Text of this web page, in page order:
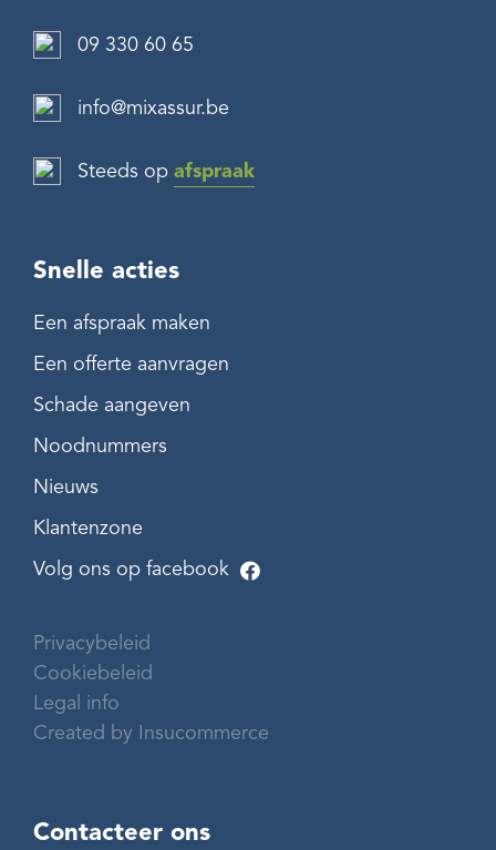
09 330 60 65
info@mixassur.be
Steeds op afspraak
Snelle acties
Een afspraak maken
Een offerte aanvragen
Schade aangeven
Noodnummers
Nieuws
Klantenzone
Volg ons op facebook
Privacybeleid
Cookiebeleid
Legal info
Created by Insucommerce
Contacteer ons